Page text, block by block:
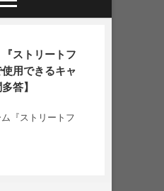
『ストリートフ
用できるキャ
答】
『ストリートフ